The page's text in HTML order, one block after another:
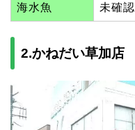
海水魚 未確認
2.かねだい草加店